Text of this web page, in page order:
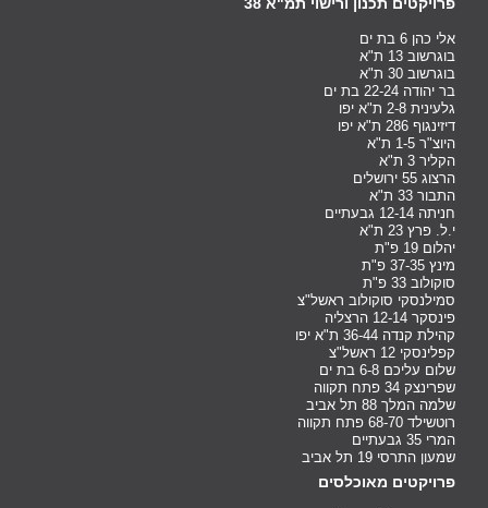
אלי כהן 6 בת ים
בוגרשוב 13 ת"א
בוגרשוב 30 ת"א
בר יהודה 22-24 בת ים
גלעינית 2-8 ת"א יפו
דיזינגוף 286 ת"א יפו
היוצ"ר 1-5 ת"א
הקליר 3 ת"א
הרצוג 55 ירושלים
התבור 33 ת"א
חניתה 12-14 גבעתיים
י.ל. פרץ 23 ת"א
יהלום 19 פ"ת
מינץ 37-35 פ"ת
סוקולוב 33 פ"ת
סמילנסקי סוקולוב ראשל"צ
פינסקר 12-14 הרצליה
קהילת קנדה 36-44 ת"א יפו
קפלינסקי 12 ראשל"צ
שלום עליכם 6-8 בת ים
שפרינצק 34 פתח תקווה
שלמה המלך 88 תל אביב
רוטשילד 68-70 פתח תקווה
המרי 35 גבעתיים
שמעון התרסי 19 תל אביב
פרויקטים מאוכלסים